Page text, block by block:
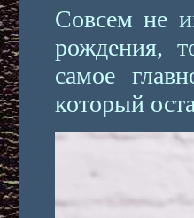
Совсем не
рождения,
самое
который